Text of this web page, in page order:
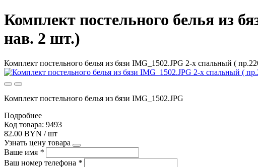
Комплект постельного белья из
нав. 2 шт.)
Комплект постельного белья из бязи IMG_1502.JPG 2-х спальный (
Комплект постельного белья из бязи IMG_1502.JPG
Подробнее
Код товара: 9493
82.00 BYN / шт
Узнать цену товара
Ваше имя *
Ваш номер телефона *